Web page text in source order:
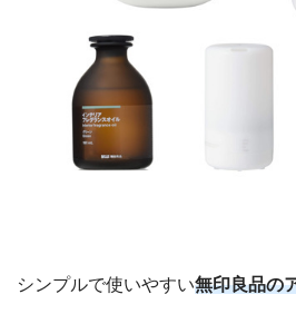
シンプルで使いやすい無印良品の